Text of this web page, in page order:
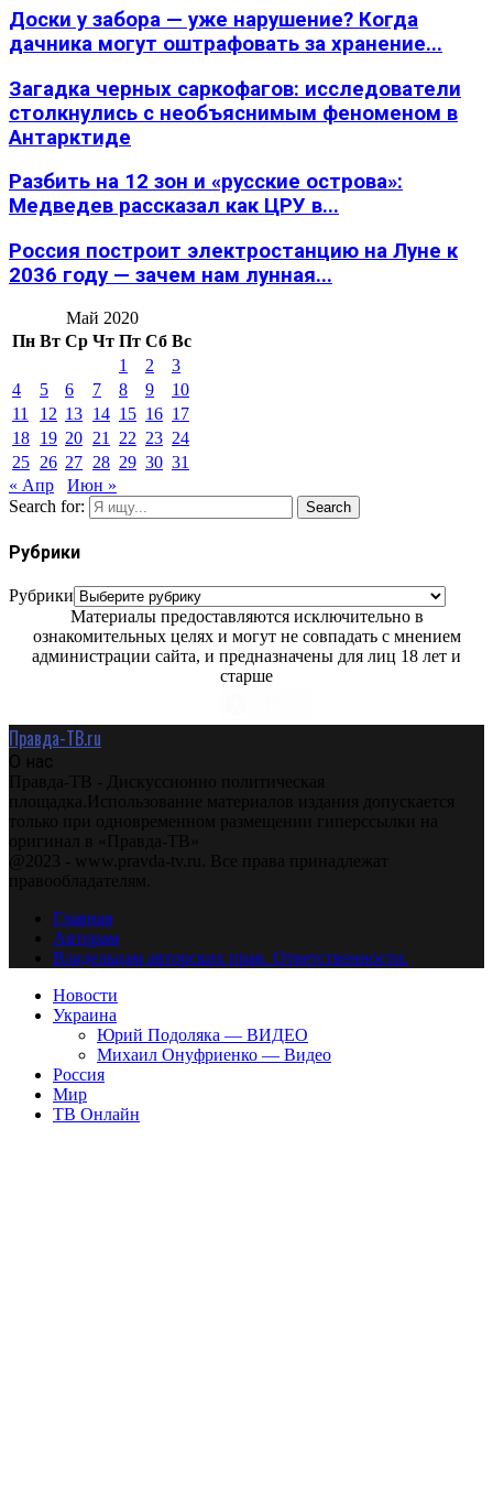
Доски у забора — уже нарушение? Когда
дачника могут оштрафовать за хранение...
Загадка черных саркофагов: исследователи
столкнулись с необъяснимым феноменом в
Антарктиде
Разбить на 12 зон и «русские острова»:
Медведев рассказал как ЦРУ в...
Россия построит электростанцию на Луне к
2036 году — зачем нам лунная...
Май 2020
Пн Вт Ср Чт Пт Сб Вс
1
2
3
4
5 6 7 8 9
10
11
12 13 14 15 16 17
18 19 20 21 22 23 24
25 26 27 28 29 30 31
« Апр
Июн »
Search for:
Search
Рубрики
Рубрики
Материалы предоставляются исключительно в
ознакомительных целях и могут не совпадать с мнением
администрации сайта, и предназначены для лиц 18 лет и
старше
Правда-ТВ.ru
О нас
Правда-ТВ - Дискуссионно политическая
площадка.Использование материалов издания допускается
только при одновременном размещении гиперссылки на
оригинал в «Правда-ТВ»
@2023 - www.pravda-tv.ru. Все права принадлежат
правообладателям.
Главная
Авторам
Владельцам авторских прав. Ответственности.
Новости
Украина
Юрий Подоляка — ВИДЕО
Михаил Онуфриенко — Видео
Россия
Мир
ТВ Онлайн